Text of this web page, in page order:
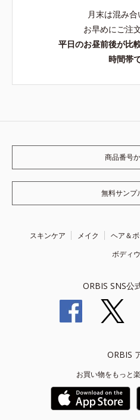
月末は混み
お早めにご注
平日のお昼前後が比
時間帯
商品番号
無料サンプ
スキンケア メイク ヘア＆
ボディ
ORBIS SNS公
ORBIS
お買い物をもっと